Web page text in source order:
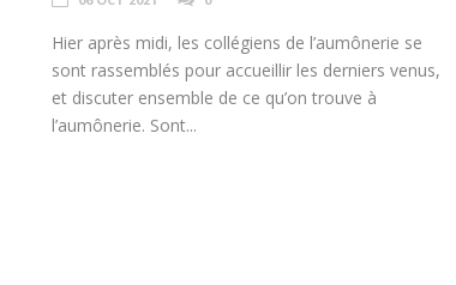
Hier après midi, les collégiens de l’aumônerie se
sont rassemblés pour accueillir les derniers venus,
et discuter ensemble de ce qu’on trouve à
l’aumônerie. Sont...